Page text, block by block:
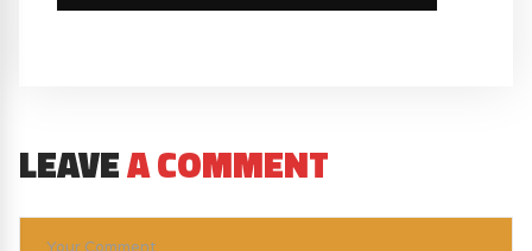
LEAVEA COMMENT